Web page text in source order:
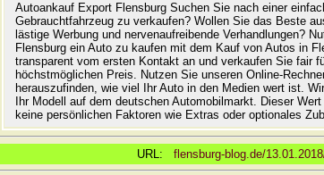
Autoankauf Export Flensburg Suchen Sie nach einer
Gebrauchtfahrzeug zu verkaufen? Wollen Sie das Beste
lästige Werbung und nervenaufreibende Verhandlungen?
Flensburg ein Auto zu kaufen mit dem Kauf von Autos in
transparent vom ersten Kontakt an und verkaufen Sie fair
höchstmöglichen Preis. Nutzen Sie unseren Online-
herauszufinden, wie viel Ihr Auto in den Medien wert ist.
Ihr Modell auf dem deutschen Automobilmarkt. Dieser
keine persönlichen Faktoren wie Extras oder optionales
URL: flensburg-blog.de/